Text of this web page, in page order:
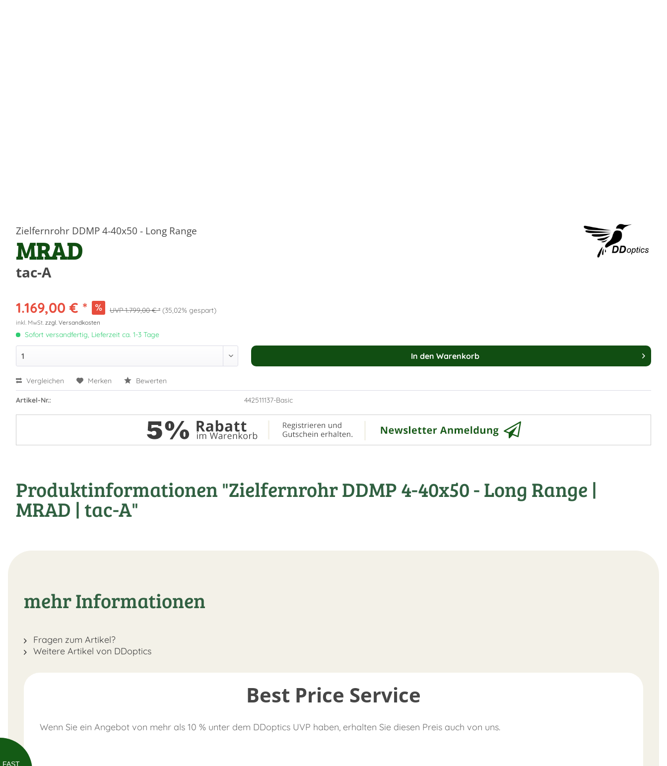
FAST
Zielfernrohr DDMP 4-40x50 - Long Range
MRAD
tac-A
1.169,00 € * 1.799,00 € * (35,02% gespart)
inkl. MwSt. zzgl. Versandkosten
Sofort versandfertig, Lieferzeit ca. 1-3 Tage
In den Warenkorb
Vergleichen Merken Bewerten
Artikel-Nr.: 442511137-Basic
Produktinformationen "Zielfernrohr DDMP 4-40x50 - Long Range |
MRAD | tac-A"
mehr Informationen
Fragen zum Artikel?
Weitere Artikel von DDoptics
Best Price Service
Wenn Sie ein Angebot von mehr als 10 % unter dem DDoptics UVP haben, erhalten Sie diesen Preis auch von uns.